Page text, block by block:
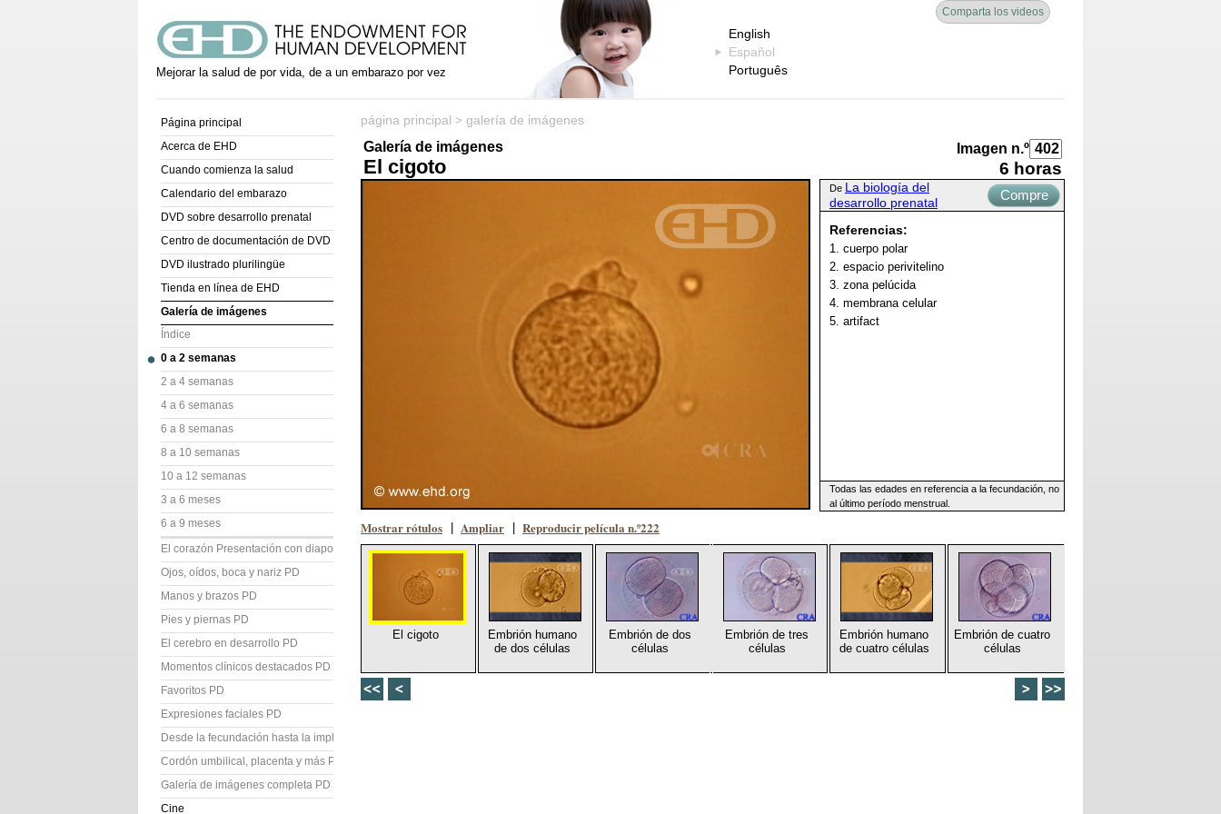
Mejorar la salud de por vida, de a un embarazo por vez
English
Español
Português
Comparta los videos
Página principal
Acerca de EHD
Cuando comienza la salud
Calendario del embarazo
DVD sobre desarrollo prenatal
Centro de documentación de DVD
DVD ilustrado plurilingüe
Tienda en línea de EHD
Galería de imágenes
Índice
0 a 2 semanas
2 a 4 semanas
4 a 6 semanas
6 a 8 semanas
8 a 10 semanas
10 a 12 semanas
3 a 6 meses
6 a 9 meses
El corazón Presentación con diapositivas (PD)
Ojos, oídos, boca y nariz PD
Manos y brazos PD
Pies y piernas PD
El cerebro en desarrollo PD
Momentos clínicos destacados PD
Favoritos PD
Expresiones faciales PD
Desde la fecundación hasta la implantación PD
Cordón umbilical, placenta y más PD
Galería de imágenes completa PD
Cine
página principal > galería de imágenes
Galería de imágenes
El cigoto
Imagen n.º
6 horas
Compre
De La biología del
desarrollo prenatal
Referencias:
1. cuerpo polar
2. espacio perivitelino
3. zona pelúcida
4. membrana celular
5. artifact
Todas las edades en referencia a la fecundación, no
al último período menstrual.
Mostrar rótulos Ampliar Reproducir película n.º222
El cigoto
Embrión humano
de dos células
Embrión de dos
células
Embrión de tres
células
Embrión humano
de cuatro células
Embrión de cuatro
células